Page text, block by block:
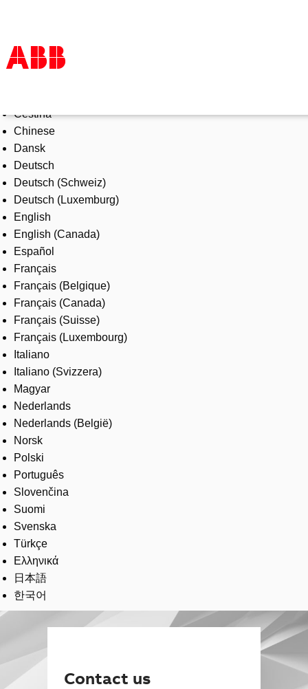
Products & Solutions
Industries
Services
About us
Where to buy
Contact us
Careers
Čeština
Chinese
Dansk
Deutsch
Deutsch (Schweiz)
Deutsch (Luxemburg)
English
English (Canada)
Español
Français
Français (Belgique)
Français (Canada)
Français (Suisse)
Français (Luxembourg)
Italiano
Italiano (Svizzera)
Magyar
Nederlands
Nederlands (België)
Norsk
Polski
Português
Slovenčina
Suomi
Svenska
Türkçe
Ελληνικά
日本語
한국어
Contact us